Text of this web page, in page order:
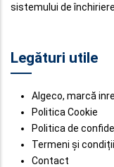
sistemului de
Legături utile
Algeco, marcă
Politica Cookie
Politica de
Termeni și condiții
Contact